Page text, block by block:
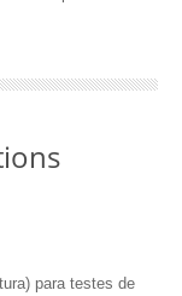
para testes de